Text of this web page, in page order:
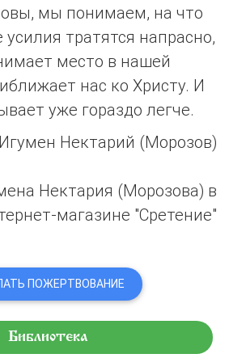
мы понимаем, на что
тратятся напрасно,
место в нашей
нас ко Христу. И
уже гораздо легче.
Игумен Нектарий (Морозов)
Нектария (Морозова) в
магазине "Сретение"
ПОЖЕРТВОВАНИЕ
Библиотека